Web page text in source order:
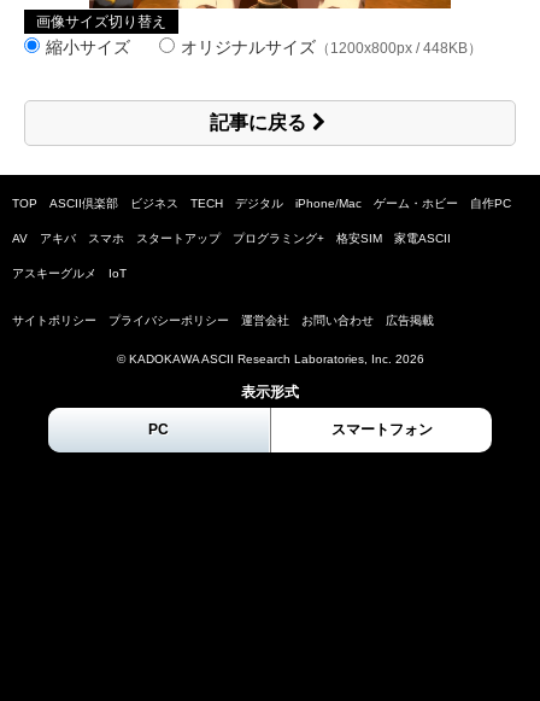
画像サイズ切り替え
縮小サイズ オリジナルサイズ （1200x800px / 448KB）
記事に戻る
TOP ASCII倶楽部 ビジネス TECH デジタル iPhone/Mac ゲーム・ホビー 自作PC
AV アキバ スマホ スタートアップ プログラミング+ 格安SIM 家電ASCII
アスキーグルメ IoT
サイトポリシー プライバシーポリシー 運営会社 お問い合わせ 広告掲載
© KADOKAWA ASCII Research Laboratories, Inc. 2026
表示形式
PC スマートフォン